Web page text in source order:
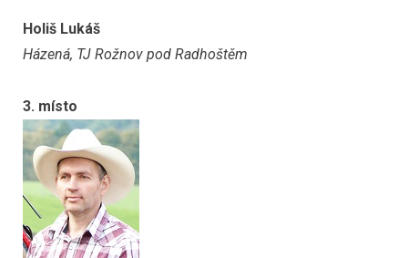
Holiš Lukáš
Házená, TJ Rožnov pod Radhoštěm
3. místo